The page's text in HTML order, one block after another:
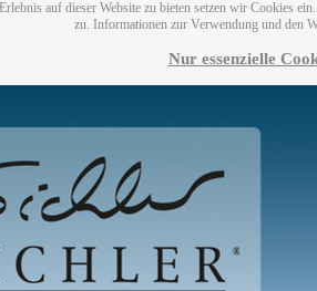
auf dieser Website zu bieten setzen wir Cookies
zu. Informationen zur Verwendung und den
Nur essenzielle